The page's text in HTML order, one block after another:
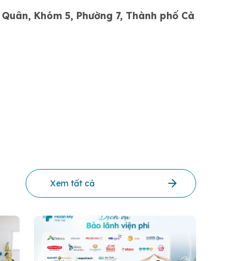
Khóm 5, Phường 7, Thành phố Cà
Xem tất cả